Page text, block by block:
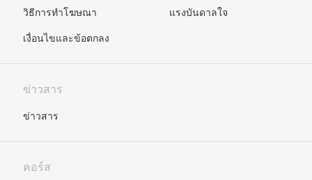
วิธีการทำโฆษณา แรงบันดาลใจ
เงื่อนไขและข้อตกลง
ข่าวสาร
ข่าวสาร
คอร์ส